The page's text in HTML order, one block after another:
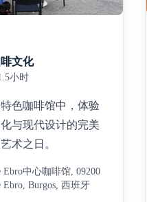
文化
小时
色咖啡馆中，体验
与现代设计的完美
术之日。
Ebro中心咖啡馆, 09200
Ebro, Burgos, 西班牙